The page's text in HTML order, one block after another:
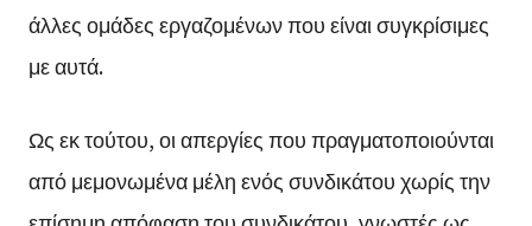
άλλες ομάδες εργαζομένων που είναι συγκρίσιμες
με αυτά.
Ως εκ τούτου, οι απεργίες που πραγματοποιούνται
από μεμονωμένα μέλη ενός συνδικάτου χωρίς την